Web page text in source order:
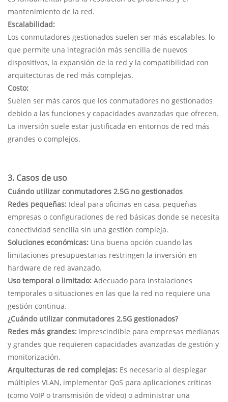
mantenimiento de la red.
Escalabilidad:
Los conmutadores gestionados suelen ser más escalables, lo
que permite una integración más sencilla de nuevos
dispositivos, la expansión de la red y la compatibilidad con
arquitecturas de red más complejas.
Costo:
Suelen ser más caros que los conmutadores no gestionados
debido a las funciones y capacidades avanzadas que ofrecen.
La inversión suele estar justificada en entornos de red más
grandes o complejos.
3. Casos de uso
Cuándo utilizar conmutadores 2.5G no gestionados
Redes pequeñas: Ideal para oficinas en casa, pequeñas
empresas o configuraciones de red básicas donde se necesita
conectividad sencilla sin una gestión compleja.
Soluciones económicas: Una buena opción cuando las
limitaciones presupuestarias restringen la inversión en
hardware de red avanzado.
Uso temporal o limitado: Adecuado para instalaciones
temporales o situaciones en las que la red no requiere una
gestión continua.
¿Cuándo utilizar conmutadores 2.5G gestionados?
Redes más grandes: Imprescindible para empresas medianas
y grandes que requieren capacidades avanzadas de gestión y
monitorización.
Arquitecturas de red complejas: Es necesario al desplegar
múltiples VLAN, implementar QoS para aplicaciones críticas
(como VoIP o transmisión de vídeo) o administrar una